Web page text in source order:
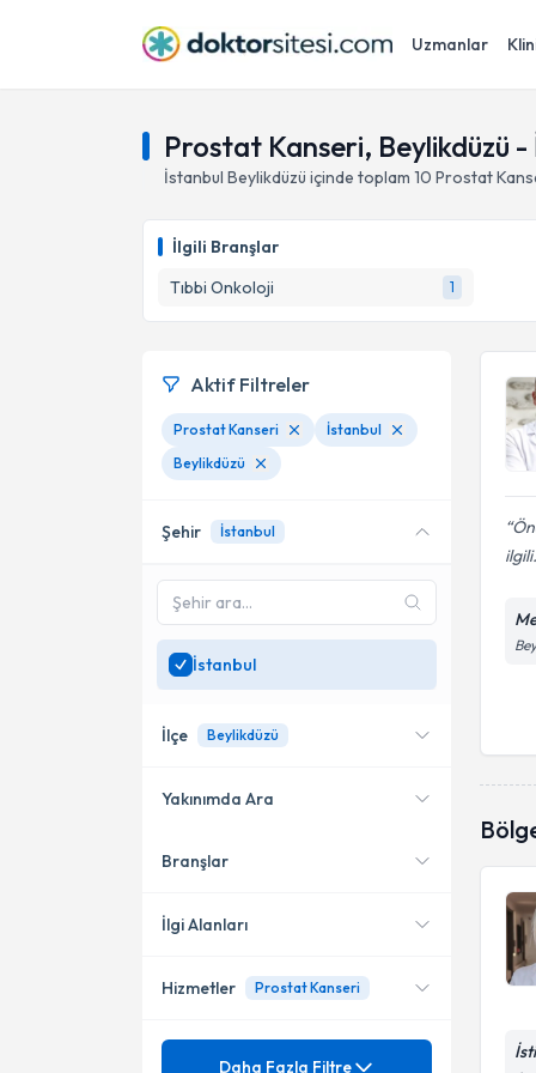
Uzmanlar
Prostat Kanseri, Beylikdüzü -
İstanbul Beylikdüzü içinde toplam 10 Prostat
İlgili Branşlar
Tıbbi Onkoloji
1
Aktif Filtreler
Prostat Kanseri
İstanbul
Beylikdüzü
Şehir İstanbul
İstanbul
İlçe Beylikdüzü
Ataşehir
Gaziosmanpaşa
Yakınımda Ara
Konumuma yakın uzmanları
Branşlar
Tıbbi Onkoloji
İlgi Alanları
Adenokarsinom
Hizmetler Prostat Kanseri
Mezuniyet
Daha Fazla Filtre